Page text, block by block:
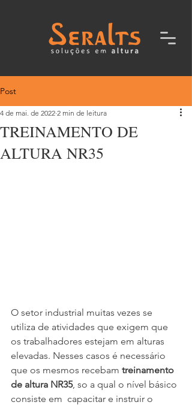
Post
TREINAMENTO DE
ALTURA NR35
4 de mai. de 2022 2 min de leitura
O setor industrial muitas vezes se
utiliza de atividades que exigem que
os trabalhadores estejam em alturas
elevadas. Nesses casos é necessário
que os mesmos recebam treinamento
de altura NR35, so a qual o nível básico
consiste em  capacitar e instruir o